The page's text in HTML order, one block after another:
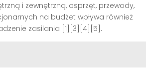
i zewnętrzną, osprzęt, przewody,
na budżet wpływa również
zasilania [1][3][4][5].